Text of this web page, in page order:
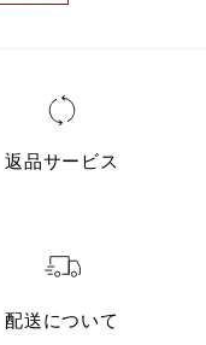
返品サービス
配送について